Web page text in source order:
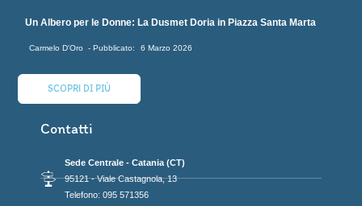
Un Albero per le Donne: La Dusmet Doria in Piazza Santa Marta
Carmelo D'Oro 6 Marzo 2026
SCOPRI DI PIÙ
Contatti
Sede Centrale - Catania (CT)
95121 - Viale Castagnola, 13
Telefono: 095 571356